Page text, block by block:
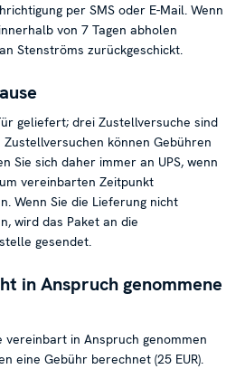
per SMS oder E-Mail. Wenn
von 7 Tagen abholen
Stenströms zurückgeschickt.
geliefert; drei Zustellversuche sind
können Gebühren
Sie sich daher immer an UPS, wenn
vereinbarten Zeitpunkt
Wenn Sie die Lieferung nicht
wird das Paket an die
gesendet.
in Anspruch genommene
vereinbart in Anspruch genommen
eine Gebühr berechnet (25 EUR).